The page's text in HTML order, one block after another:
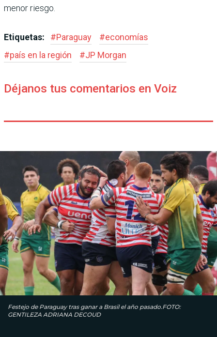
menor riesgo.
Etiquetas: #Paraguay #economías
#país en la región #JP Morgan
Déjanos tus comentarios en Voiz
Festejo de Paraguay tras ganar a Brasil el año pasado.FOTO:
GENTILEZA ADRIANA DECOUD